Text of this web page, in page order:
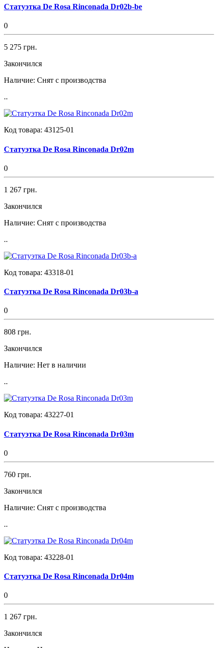
Статуэтка De Rosa Rinconada Dr02b-be
0
5 275 грн.
Закончился
Наличие: Снят с производства
..
Код товара: 43125-01
Статуэтка De Rosa Rinconada Dr02m
0
1 267 грн.
Закончился
Наличие: Снят с производства
..
Код товара: 43318-01
Статуэтка De Rosa Rinconada Dr03b-a
0
808 грн.
Закончился
Наличие: Нет в наличии
..
Код товара: 43227-01
Статуэтка De Rosa Rinconada Dr03m
0
760 грн.
Закончился
Наличие: Снят с производства
..
Код товара: 43228-01
Статуэтка De Rosa Rinconada Dr04m
0
1 267 грн.
Закончился